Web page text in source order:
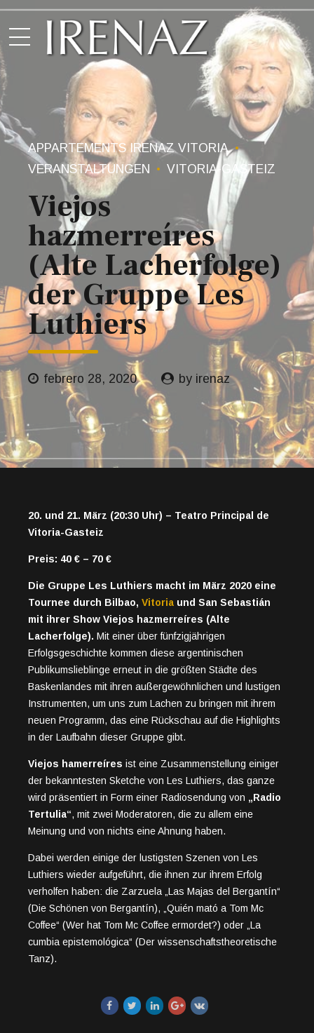
APPARTEMENTS IRENAZ VITORIA
VERANSTALTUNGEN
VITORIA-GASTEIZ
Viejos
hazmerreíres
(Alte Lacherfolge)
der Gruppe Les
Luthiers
febrero 28, 2020 by irenaz
20. und 21. März (20:30 Uhr) – Teatro Principal de
Vitoria-Gasteiz
Preis: 40 € – 70 €
Die Gruppe Les Luthiers macht im März 2020 eine
Tournee durch Bilbao, Vitoria und San Sebastián
mit ihrer Show Viejos hazmerreíres (Alte
Lacherfolge). Mit einer über fünfzigjährigen
Erfolgsgeschichte kommen diese argentinischen
Publikumslieblinge erneut in die größten Städte des
Baskenlandes mit ihren außergewöhnlichen und lustigen
Instrumenten, um uns zum Lachen zu bringen mit ihrem
neuen Programm, das eine Rückschau auf die Highlights
in der Laufbahn dieser Gruppe gibt.
Viejos hamerreíres ist eine Zusammenstellung einiger
der bekanntesten Sketche von Les Luthiers, das ganze
wird präsentiert in Form einer Radiosendung von „Radio
Tertulia“, mit zwei Moderatoren, die zu allem eine
Meinung und von nichts eine Ahnung haben.
Dabei werden einige der lustigsten Szenen von Les
Luthiers wieder aufgeführt, die ihnen zur ihrem Erfolg
verholfen haben: die Zarzuela „Las Majas del Bergantín“
(Die Schönen von Bergantín), „Quién mató a Tom Mc
Coffee“ (Wer hat Tom Mc Coffee ermordet?) oder „La
cumbia epistemológica“ (Der wissenschaftstheoretische
Tanz).